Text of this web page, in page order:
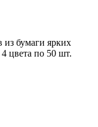
бумаги ярких
цвета по 50 шт.